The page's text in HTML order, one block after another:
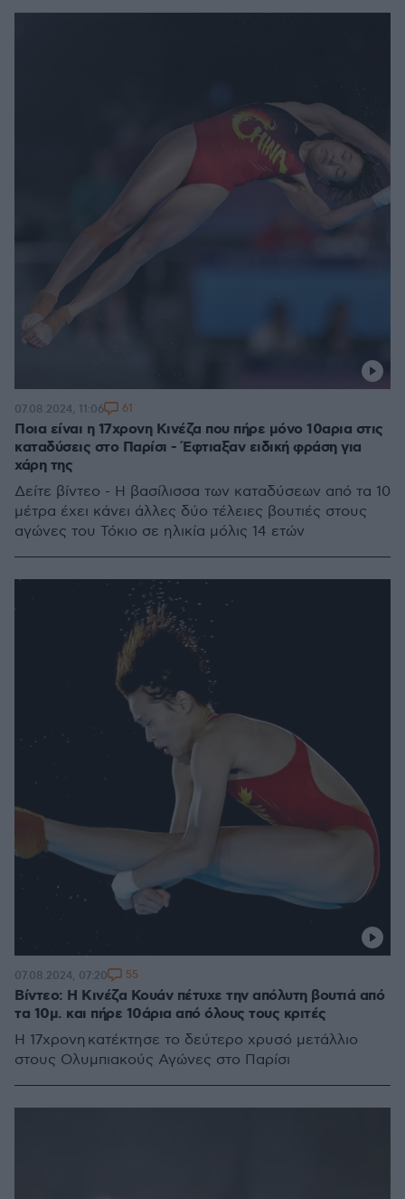
Ποια είναι η 17χρονη Κινέζα που πήρε μόνο 10αρια στις
καταδύσεις στο Παρίσι - Έφτιαξαν ειδική φράση για
χάρη της
Δείτε βίντεο - Η βασίλισσα των καταδύσεων από τα 10
μέτρα έχει κάνει άλλες δύο τέλειες βουτιές στους
αγώνες του Τόκιο σε ηλικία μόλις 14 ετών
07.08.2024, 11:06 61
Βίντεο: Η Κινέζα Κουάν πέτυχε την απόλυτη βουτιά από
τα 10μ. και πήρε 10άρια από όλους τους κριτές
Η 17χρονη κατέκτησε το δεύτερο χρυσό μετάλλιο
στους Ολυμπιακούς Αγώνες στο Παρίσι
07.08.2024, 07:20 55